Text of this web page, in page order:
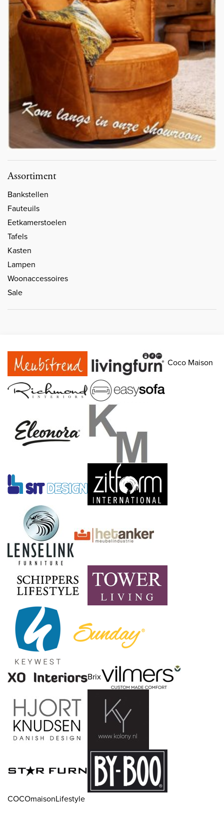
Assortiment
Bankstellen
Fauteuils
Eetkamerstoelen
Tafels
Kasten
Lampen
Woonaccessoires
Sale
Coco Maison
Brix
COCOmaisonLifestyle